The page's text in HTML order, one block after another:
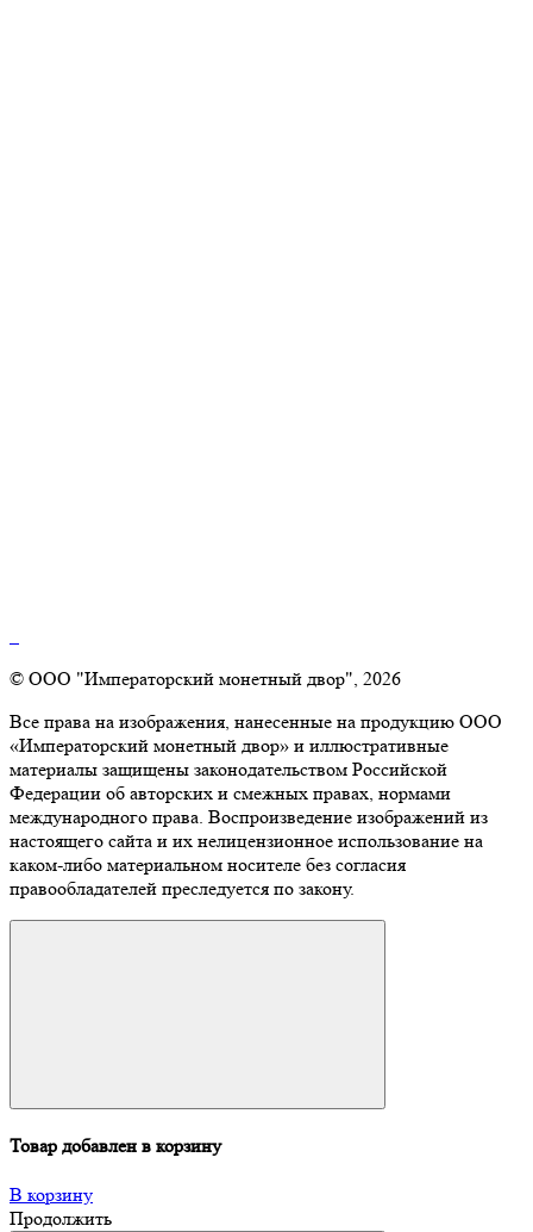
© ООО "Императорский монетный двор", 2026
Все права на изображения, нанесенные на продукцию ООО
«Императорский монетный двор» и иллюстративные
материалы защищены законодательством Российской
Федерации об авторских и смежных правах, нормами
международного права. Воспроизведение изображений из
настоящего сайта и их нелицензионное использование на
каком-либо материальном носителе без согласия
правообладателей преследуется по закону.
Товар добавлен в корзину
В корзину
Продолжить